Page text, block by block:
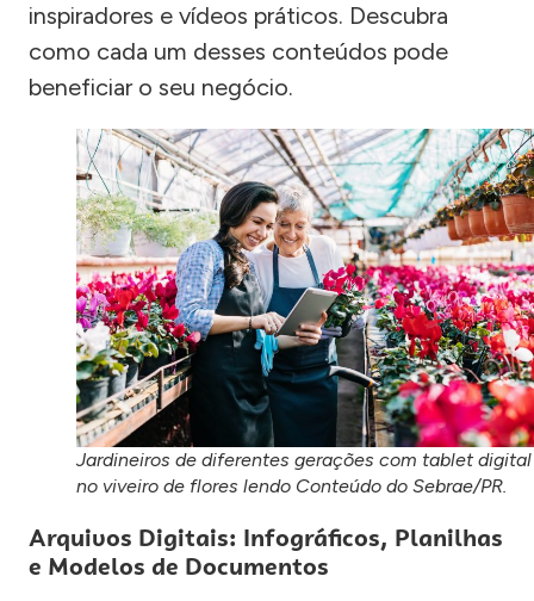
inspiradores e vídeos práticos. Descubra
como cada um desses conteúdos pode
beneficiar o seu negócio.
Jardineiros de diferentes gerações com tablet digital
no viveiro de flores lendo Conteúdo do Sebrae/PR.
Arquivos Digitais: Infográficos, Planilhas
e Modelos de Documentos